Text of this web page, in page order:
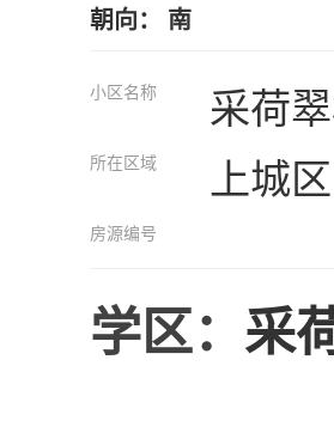
朝向： 南
小区名称 采荷
所在区域 上城区
房源编号
学区： 采